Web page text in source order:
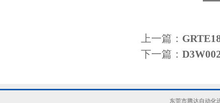
上一篇：
下一篇：
东莞市腾达自动化